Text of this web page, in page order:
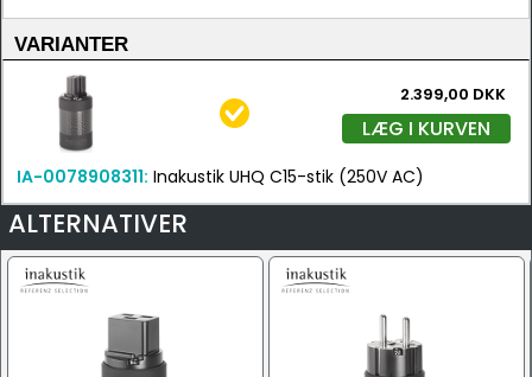
VARIANTER
2.399,00 DKK
LÆG I KURVEN
IA-0078908311: Inakustik UHQ C15-stik (250V AC)
ALTERNATIVER